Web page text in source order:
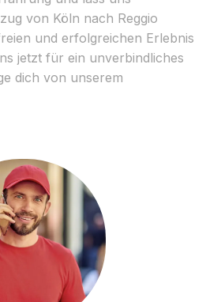
von Köln nach Reggio
und erfolgreichen Erlebnis
jetzt für ein unverbindliches
dich von unserem